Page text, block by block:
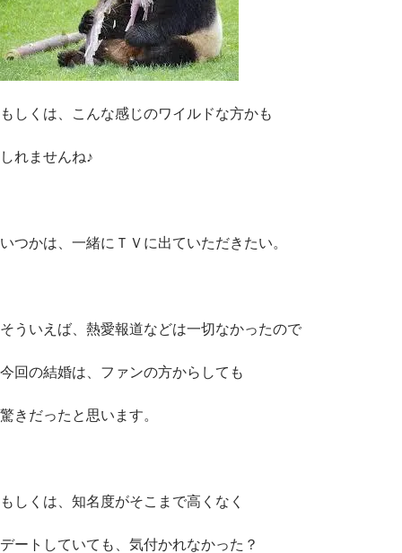
もしくは、こんな感じのワイルドな方かも
しれませんね♪
いつかは、一緒にＴＶに出ていただきたい。
そういえば、熱愛報道などは一切なかったので
今回の結婚は、ファンの方からしても
驚きだったと思います。
もしくは、知名度がそこまで高くなく
デートしていても、気付かれなかった？